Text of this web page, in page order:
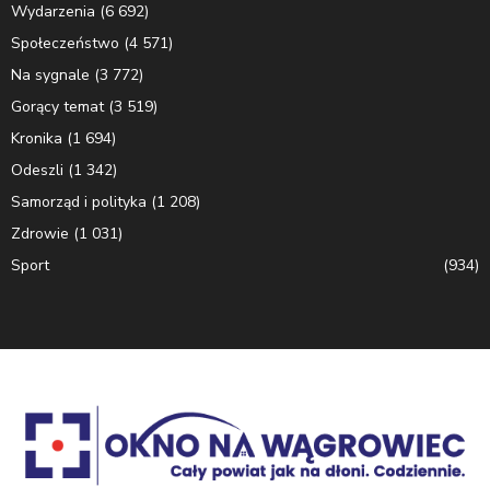
Wydarzenia (6 692)
Społeczeństwo (4 571)
Na sygnale (3 772)
Gorący temat(3 519)
Kronika (1 694)
Odeszli (1 342)
Samorząd i polityka (1 208)
Zdrowie (1 031)
Sport
(934)